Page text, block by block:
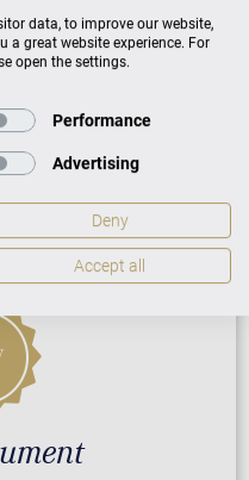
C. BECHSTEIN
data, to improve our website,
a great website experience. For
open the settings.
Performance
Advertising
Deny
Accept all